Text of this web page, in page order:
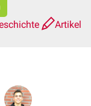
Artikel